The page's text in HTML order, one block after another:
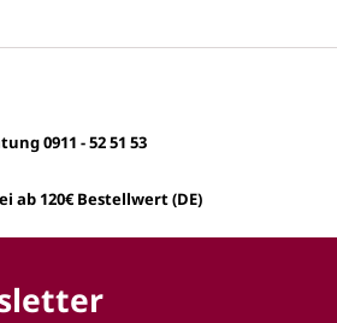
0911 - 52 51 53
ab 120€ Bestellwert (DE)